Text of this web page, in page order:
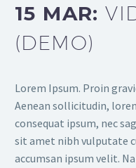
15 MAR:
(DEMO)
Lorem Ipsum. Proin
Aenean sollicitudin,
consequat ipsum, nec
sit amet nibh vulputate
accumsan ipsum velit.